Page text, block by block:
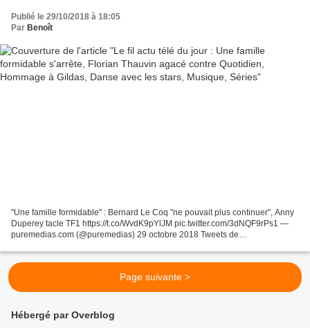
Publié le 29/10/2018 à 18:05
Par Benoît
"Une famille formidable" : Bernard Le Coq "ne pouvait plus continuer", Anny
Duperey tacle TF1 https://t.co/WvdK9pYlJM pic.twitter.com/3dNQF9rPs1 —
puremedias.com (@puremedias) 29 octobre 2018 Tweets de
Page suivante >
Hébergé par Overblog